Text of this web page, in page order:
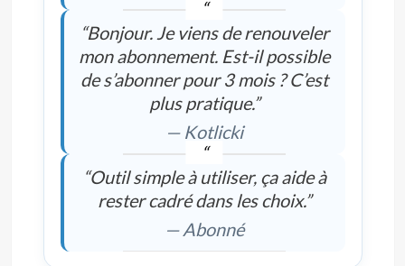
“Bonjour. Je viens de renouveler
mon abonnement. Est-il possible
de s’abonner pour 3 mois ? C’est
plus pratique.”
— Kotlicki
“Outil simple à utiliser, ça aide à
rester cadré dans les choix.”
— Abonné